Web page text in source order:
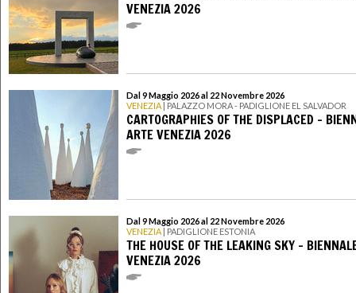
VENEZIA 2026
Dal 9 Maggio 2026 al 22 Novembre 2026
VENEZIA | PALAZZO MORA - PADIGLIONE EL SALVADOR
CARTOGRAPHIES OF THE DISPLACED -
ARTE VENEZIA 2026
Dal 9 Maggio 2026 al 22 Novembre 2026
VENEZIA | PADIGLIONE ESTONIA
THE HOUSE OF THE LEAKING SKY -
VENEZIA 2026